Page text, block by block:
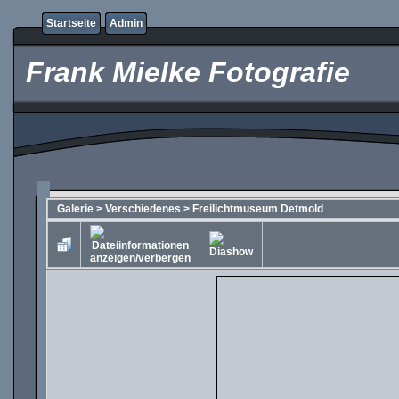
Startseite Admin
Frank Mielke Fotografie
Galerie > Verschiedenes > Freilichtmuseum Detmold